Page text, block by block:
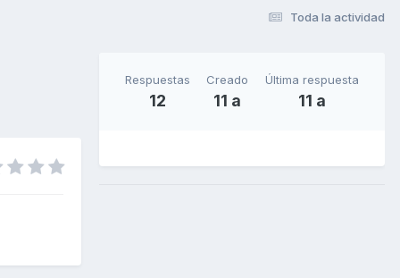
Toda la actividad
Respuestas
12
Creado
11 a
Última respuesta
11 a